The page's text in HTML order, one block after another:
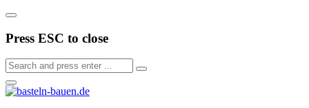
Press ESC to close